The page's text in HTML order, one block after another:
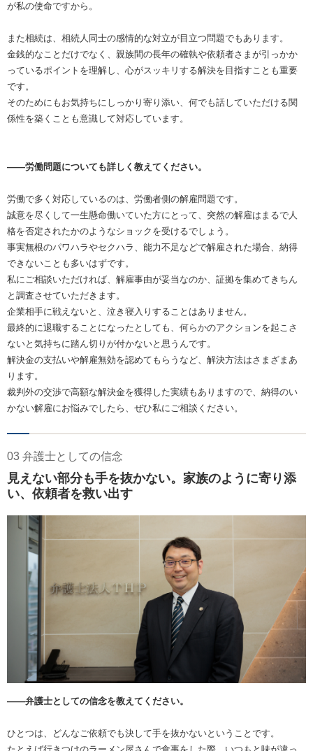
が私の使命ですから。
また相続は、相続人同士の感情的な対立が目立つ問題でもあります。
金銭的なことだけでなく、親族間の長年の確執や依頼者さまが引っかか
っているポイントを理解し、心がスッキリする解決を目指すことも重要
です。
そのためにもお気持ちにしっかり寄り添い、何でも話していただける関
係性を築くことも意識して対応しています。
――労働問題についても詳しく教えてください。
労働で多く対応しているのは、労働者側の解雇問題です。
誠意を尽くして一生懸命働いていた方にとって、突然の解雇はまるで人
格を否定されたかのようなショックを受けるでしょう。
事実無根のパワハラやセクハラ、能力不足などで解雇された場合、納得
できないことも多いはずです。
私にご相談いただければ、解雇事由が妥当なのか、証拠を集めてきちん
と調査させていただきます。
企業相手に戦えないと、泣き寝入りすることはありません。
最終的に退職することになったとしても、何らかのアクションを起こさ
ないと気持ちに踏ん切りが付かないと思うんです。
解決金の支払いや解雇無効を認めてもらうなど、解決方法はさまざまあ
ります。
裁判外の交渉で高額な解決金を獲得した実績もありますので、納得のい
かない解雇にお悩みでしたら、ぜひ私にご相談ください。
03 弁護士としての信念
見えない部分も手を抜かない。家族のように寄り添
い、依頼者を救い出す
――弁護士としての信念を教えてください。
ひとつは、どんなご依頼でも決して手を抜かないということです。